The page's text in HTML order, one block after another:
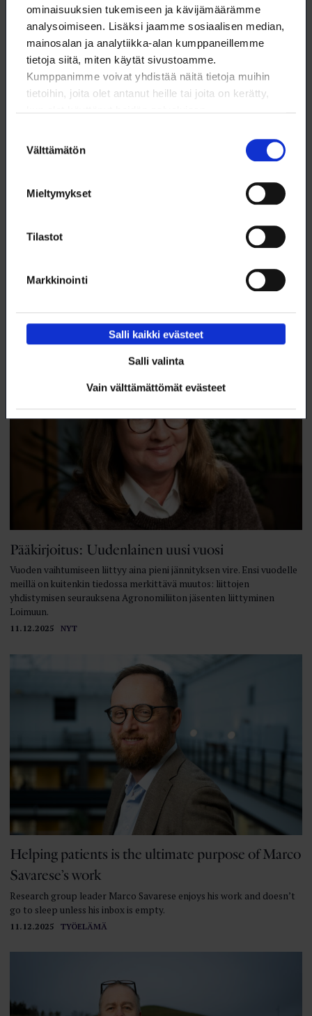
ominaisuuksien tukemiseen ja kävijämäärämme
analysoimiseen. Lisäksi jaamme sosiaalisen median,
mainosalan ja analytiikka-alan kumppaneillemme
tietoja siitä, miten käytät sivustoamme.
Kumppanimme voivat yhdistää näitä tietoja muihin
tietoihin, joita olet antanut heille tai joita on kerätty,
valinta
Välttämätön
Mieltymykset
Tilastot
Markkinointi
Salli kaikki evästeet
Salli valinta
Vain välttämättömät evästeet
16.2.2026 LOIMUA
prosentilla.
16.2.2026 TYÖELÄMÄ
Työmarkkinatutkimuksen 2025 tuloksia: Palkat
nousseet, tulevaisuusarviot heikentyneet
Vastaajien palkkataso on noussut, eikä työllistymisen laadussa
11.12.2025 NYT
Pääkirjoitus: Uudenlainen uusi vuosi
Vuoden vaihtumiseen liittyy aina pieni jännityksen vire. Ensi vuodelle
meillä on kuitenkin tiedossa merkittävä muutos: liittojen
yhdistymisen seurauksena Agronomiliiton jäsenten liittyminen
Loimuun.
11.12.2025 TYÖELÄMÄ
Helping patients is the ultimate purpose of Marco
Savarese’s work
Research group leader Marco Savarese enjoys his work and doesn’t
go to sleep unless his inbox is empty.